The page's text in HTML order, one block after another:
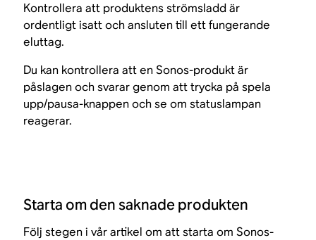
Kontrollera att produktens strömsladd är
ordentligt isatt och ansluten till ett fungerande
eluttag.
Du kan kontrollera att en Sonos-produkt är
påslagen och svarar genom att trycka på spela
upp/pausa-knappen och se om statuslampan
reagerar.
Starta om den saknade produkten
Följ stegen i vårartikel om att starta om Sonos-